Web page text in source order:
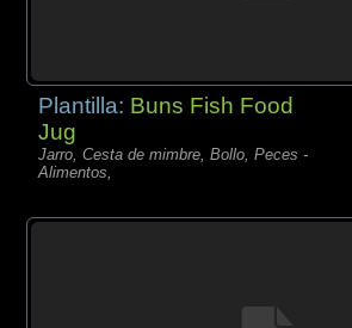
Plantilla: Buns Fish Food
Jug
Jarro, Cesta de mimbre, Bollo, Peces -
Alimentos,